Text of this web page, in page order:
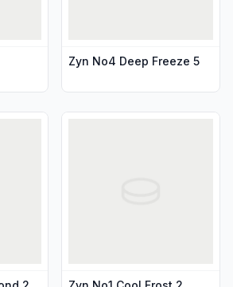
Zyn No4 Deep Freeze 5
produktet "Marlboro Fine Beyond 20pk"
Vis flere detaljer for